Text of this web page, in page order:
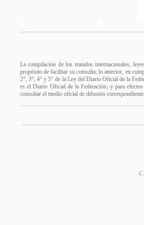
La compilación de los tratados internacionales,
propósito de facilitar su consulta; lo anterior, en
2°; 3°; 4° y 5° de la Ley del Diario Oficial de la
es el Diario Oficial de la Federación; y para
consultar el medio oficial de difusión correspondiente.